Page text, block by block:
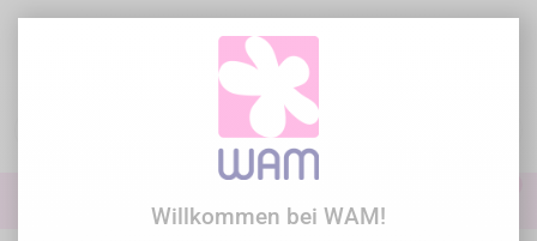
Willkommen bei WAM!